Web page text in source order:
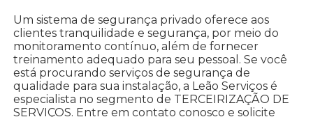
Um sistema de segurança privado oferece aos
clientes tranquilidade e segurança, por meio do
monitoramento contínuo, além de fornecer
treinamento adequado para seu pessoal. Se você
está procurando serviços de segurança de
qualidade para sua instalação, a Leão Serviços é
especialista no segmento de TERCEIRIZAÇÃO DE
SERVIÇOS. Entre em contato conosco e solicite